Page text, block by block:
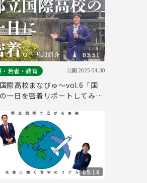
03:51
・若者・教育
公開2025.04.30
際高校まなびゅ～vol.6「国
一日を密着リポートしてみ
05:16